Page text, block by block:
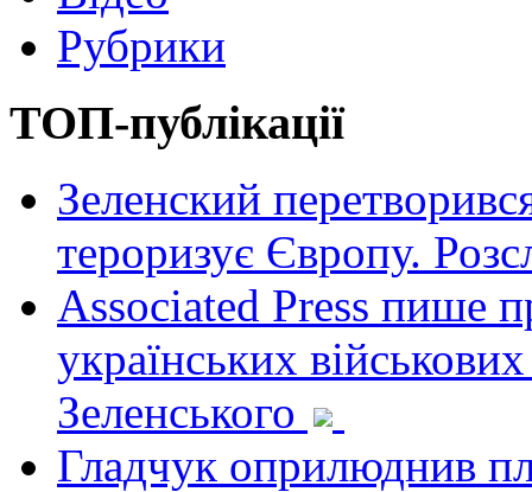
Рубрики
ТОП-публікації
Зеленский
тероризує Європу.
Associated Press пише
українських
Зеленського
Гладчук оприлюднив